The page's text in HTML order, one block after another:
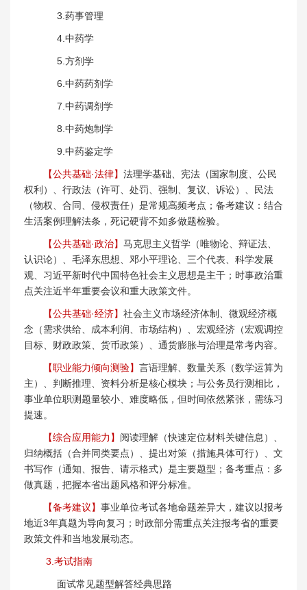
3.药事管理
4.中药学
5.方剂学
6.中药药剂学
7.中药调剂学
8.中药炮制学
9.中药鉴定学
【公共基础·法律】 法理学基础、宪法（国家制度、公民
权利）、行政法（许可、处罚、强制、复议、诉讼）、民法
（物权、合同、侵权责任）是常规高频考点；备考建议：结合
生活案例理解法条，死记硬背不如多做题检验。
【公共基础·政治】 马克思主义哲学（唯物论、辩证法、
认识论）、毛泽东思想、邓小平理论、三个代表、科学发展
观、习近平新时代中国特色社会主义思想是主干；时事政治重
点关注近半年重要会议和重大政策文件。
【公共基础·经济】 社会主义市场经济体制、微观经济概
念（需求供给、成本利润、市场结构）、宏观经济（宏观调控
目标、财政政策、货币政策）、通货膨胀与治理是常考内容。
【职业能力倾向测验】 言语理解、数量关系（数学运算为
主）、判断推理、资料分析是核心模块；与公务员行测相比，
事业单位职测题量较小、难度略低，但时间依然紧张，需练习
提速。
【综合应用能力】 阅读理解（快速定位材料关键信息）、
归纳概括（合并同类要点）、提出对策（措施具体可行）、文
书写作（通知、报告、请示格式）是主要题型；备考重点：多
做真题，把握本省出题风格和评分标准。
【备考建议】 事业单位考试各地命题差异大，建议以报考
地近3年真题为导向复习；时政部分需重点关注报考省的重要
政策文件和当地发展动态。
3.考试指南
面试常见题型解答经典思路